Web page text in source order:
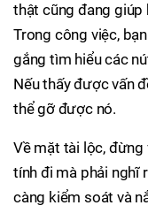
thật cũng đang
Trong công việc,
gắng tìm hiểu các
Nếu thấy được vấn
thể gỡ được nó.
Về mặt tài lộc, đừng
tính đi mà phải nghĩ
càng kiểm soát và